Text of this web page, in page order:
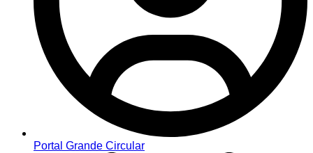
Portal Grande Circular